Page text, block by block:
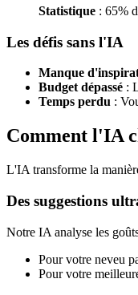
Statistique : 65%
Les défis sans l'IA
Manque
Budget dépassé :
Temps perdu :
Comment l'IA
L'IA transforme la
Des suggestions
Notre IA analyse les
Pour votre neveu
Pour votre